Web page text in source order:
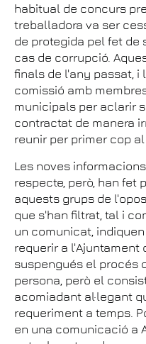
habitual de concurs
treballadora va ser
de protegida pel fet de
cas de corrupció.
finals de l'any passat, i
comissió amb
municipals per aclarir
contractat de manera
reunir per primer cop
Les noves
respecte, però, han fet
aquests grups de
que s'han filtrat, tal i
un comunicat,
requerir a l'Ajuntament
suspengués el procés
persona, però el
acomiadant al·legant
requeriment a temps.
en una comunicació a